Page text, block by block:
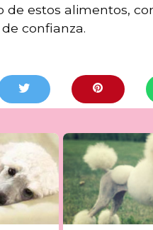
de estos alimentos,
confianza.